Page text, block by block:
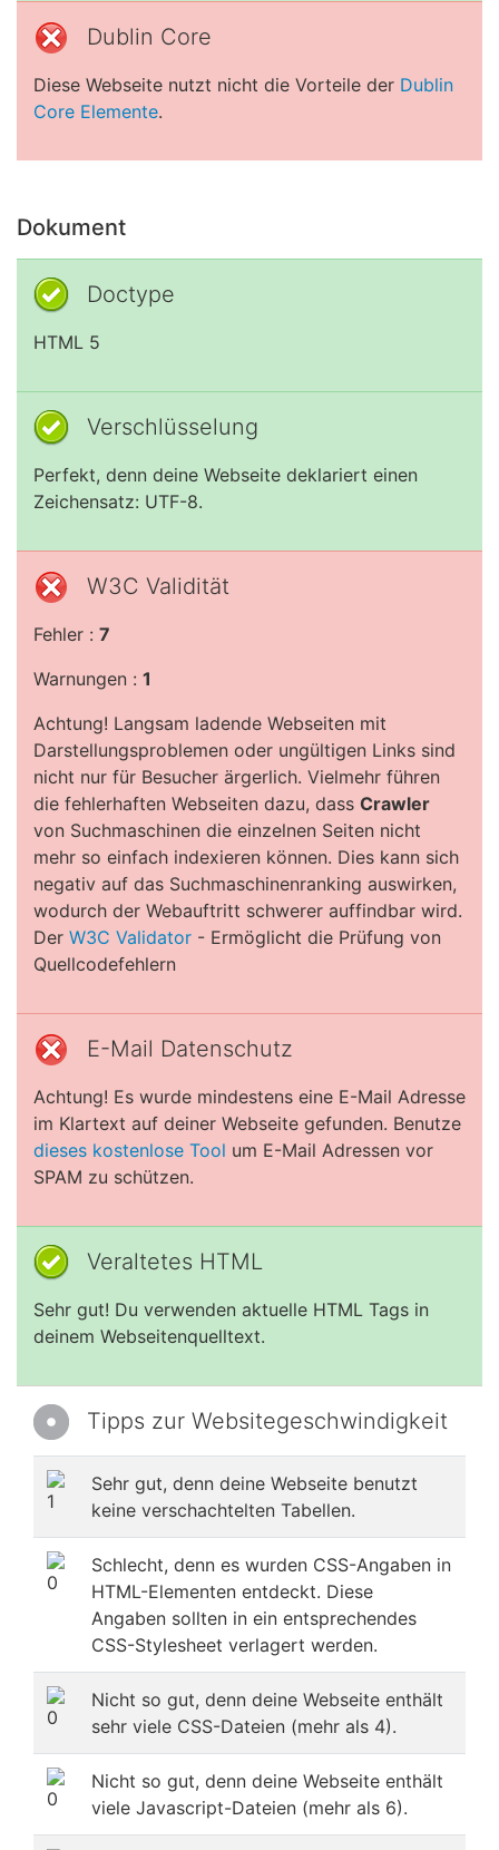
Dublin Core
Diese Webseite nutzt nicht die Vorteile der Dublin
Core Elemente.
Dokument
Doctype
HTML 5
Verschlüsselung
Perfekt, denn deine Webseite deklariert einen
Zeichensatz: UTF-8.
W3C Validität
Fehler : 7
Warnungen : 1
Achtung! Langsam ladende Webseiten mit
Darstellungsproblemen oder ungültigen Links sind
nicht nur für Besucher ärgerlich. Vielmehr führen
die fehlerhaften Webseiten dazu, dass Crawler
von Suchmaschinen die einzelnen Seiten nicht
mehr so einfach indexieren können. Dies kann sich
negativ auf das Suchmaschinenranking auswirken,
wodurch der Webauftritt schwerer auffindbar wird.
Der W3C Validator - Ermöglicht die Prüfung von
Quellcodefehlern
E-Mail Datenschutz
Achtung! Es wurde mindestens eine E-Mail Adresse
im Klartext auf deiner Webseite gefunden. Benutze
dieses kostenlose Tool um E-Mail Adressen vor
SPAM zu schützen.
Veraltetes HTML
Sehr gut! Du verwenden aktuelle HTML Tags in
deinem Webseitenquelltext.
Tipps zur Websitegeschwindigkeit
Sehr gut, denn deine Webseite benutzt
keine verschachtelten Tabellen.
Schlecht, denn es wurden CSS-Angaben in
HTML-Elementen entdeckt. Diese
Angaben sollten in ein entsprechendes
CSS-Stylesheet verlagert werden.
Nicht so gut, denn deine Webseite enthält
sehr viele CSS-Dateien (mehr als 4).
Nicht so gut, denn deine Webseite enthält
viele Javascript-Dateien (mehr als 6).